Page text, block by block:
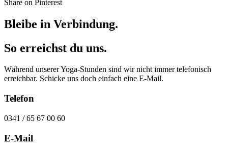
Share on Pinterest
Bleibe in Verbindung.
So erreichst du uns.
Während unserer Yoga-Stunden sind wir nicht immer telefonisch
erreichbar. Schicke uns doch einfach eine E-Mail.
Telefon
0341 / 65 67 00 60
E-Mail